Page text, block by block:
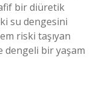
bir diüretik
su dengesini
riski taşıyan
dengeli bir yaşam